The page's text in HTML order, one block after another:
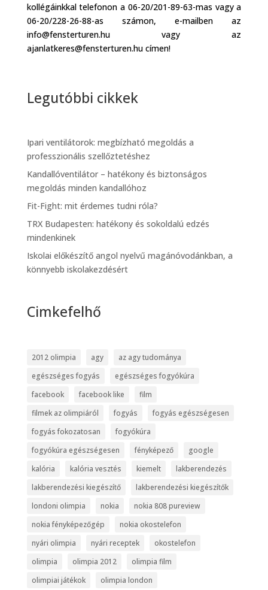
kollégáinkkal telefonon a 06-20/201-89-63-mas vagy a
06-20/228-26-88-as számon, e-mailben az
info@fensterturen.hu vagy az
ajanlatkeres@fensterturen.hu címen!
Legutóbbi cikkek
Ipari ventilátorok: megbízható megoldás a
professzionális szellőztetéshez
Kandallóventilátor – hatékony és biztonságos
megoldás minden kandallóhoz
Fit-Fight: mit érdemes tudni róla?
TRX Budapesten: hatékony és sokoldalú edzés
mindenkinek
Iskolai előkészítő angol nyelvű magánóvodánkban, a
könnyebb iskolakezdésért
Cimkefelhő
2012 olimpia agy
az agy tudománya
egészséges fogyás
egészséges fogyókúra
facebook
facebook like
film
filmek az olimpiáról
fogyás
fogyás egészségesen
fogyás fokozatosan
fogyókúra
fogyókúra egészségesen
fényképező
google
kalória
kalória vesztés kiemelt
lakberendezés
lakberendezési kiegészítő
lakberendezési kiegészítők
londoni olimpia
nokia
nokia 808 pureview
nokia fényképezőgép
nokia okostelefon
nyári olimpia
nyári receptek
okostelefon
olimpia
olimpia 2012
olimpia film
olimpiai játékok
olimpia london